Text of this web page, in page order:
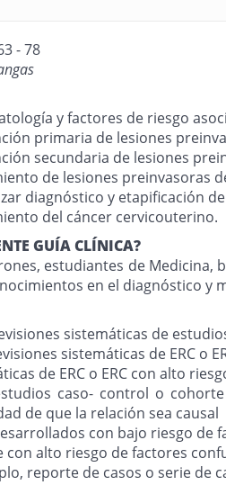
- 78
y factores de riesgo
primaria de lesiones
secundaria de lesiones
de lesiones preinvasoras
diagnóstico y etapificación
del cáncer cervicouterino.
GUÍA CLÍNICA?
estudiantes de
en el diagnóstico
sistemáticas de
sistemáticas de ERC o
de ERC o ERC con alto
caso- control o
de que la relación sea causal
con bajo riesgo
alto riesgo de factores
reporte de casos o serie de